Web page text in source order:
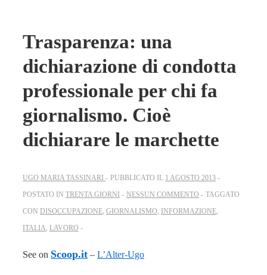
Trasparenza: una
dichiarazione di condotta
professionale per chi fa
giornalismo. Cioè
dichiarare le marchette
UGO MARIA TASSINARI PUBBLICATO IL 1 AGOSTO 2013
POSTATO IN TRENTA GIORNI NESSUN COMMENTO
TAGGATO
CON DISOCCUPAZIONE GIORNALISMO INFORMAZIONE
ITALIA LAVORO
See on Scoop.it – L’Alter-Ugo